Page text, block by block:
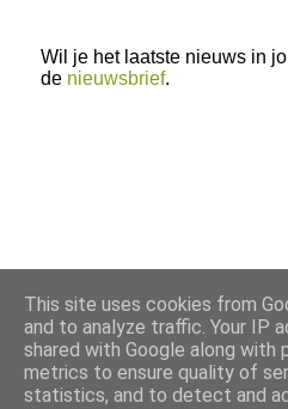
Wil je het laatste nieuws in
de nieuwsbrief.
This site uses cookies from
and to analyze traffic. Your IP
shared with Google along with
metrics to ensure quality of
statistics, and to detect and